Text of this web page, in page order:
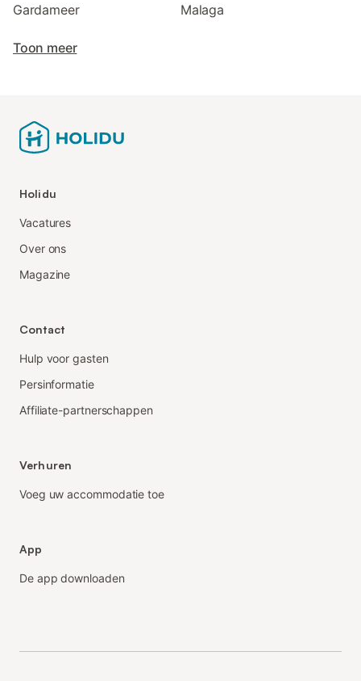
Gardameer Malaga
Toon meer
Holidu
Vacatures
Over ons
Magazine
Contact
Hulp voor gasten
Persinformatie
Affiliate-partnerschappen
Verhuren
Voeg uw accommodatie toe
App
De app downloaden